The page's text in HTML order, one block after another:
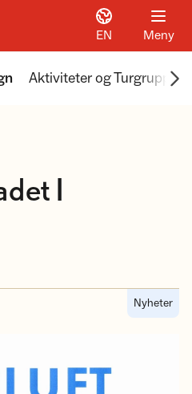
EN Meny
Aktiviteter og Turgrupper
I
Nyheter